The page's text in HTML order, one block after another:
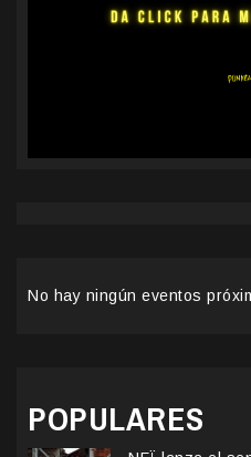
No hay ningún eventos
POPULARES